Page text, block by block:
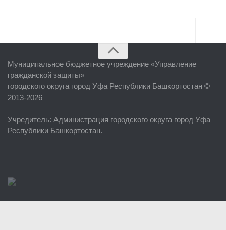
Об учреждении
Руководство
Районные УГЗ
Муниципальное бюджетное учреждение «Управление
гражданской защиты»
городского округа город Уфа Республики Башкортостан ©
2013-2026
Учредитель: Администрация городского округа город Уфа
Республики Башкортостан.